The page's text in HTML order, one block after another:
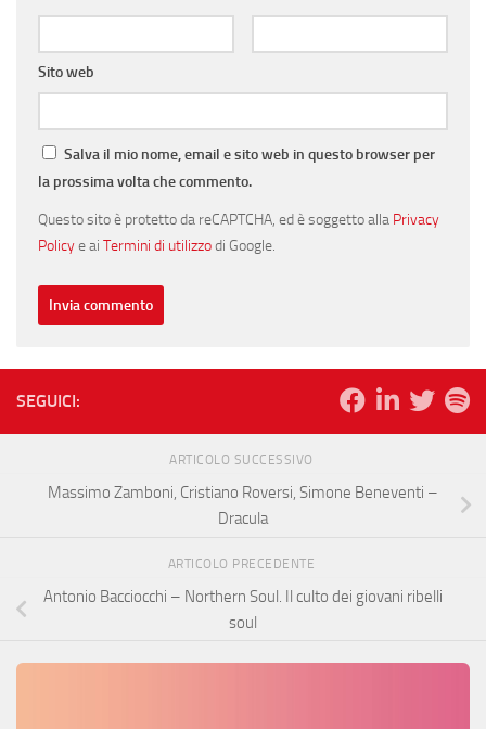
Sito web
Salva il mio nome, email e sito web in questo browser per
la prossima volta che commento.
Questo sito è protetto da reCAPTCHA, ed è soggetto alla Privacy
Policye ai Termini di utilizzodi Google.
SEGUICI:
ARTICOLO SUCCESSIVO
Massimo Zamboni, Cristiano Roversi, Simone Beneventi –
Dracula
ARTICOLO PRECEDENTE
Antonio Bacciocchi – Northern Soul. Il culto dei giovani ribelli
soul